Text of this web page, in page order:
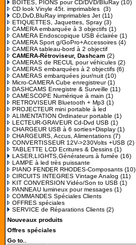
BOITES, PIONS pour CD/DVD/BluRay (10)
CD look Vinyle 45t. imprimables (3)
CD,DvD,BluRay imprimables Jet (11)
ETIQUETTES, Jaquettes, Spray (3)
CAMERA embarquée à 3 objectifs (1)
CAMERA Endoscopique USB éclairée (1)
CAMERA Sport g/GoPro+Accessoires (4)
CAMERA tableau-bord à 2 objectif
CAMERA-Rétroviseur, Dashcam (2)
CAMERAS de RECUL pour véhicules (2)
CAMERAS embarquées à 2 objectifs (6)
CAMERAS embarquées jour/nuit (10)
Micro-CAMERA Cube enregistreur(1)
DASHCAMS Enregistre & Surveille (11)
CAMESCOPE Numérique à main (1)
RETROVISEUR Bluetooth + Mp3 (1)
PROJECTEUR mini portable à led
ALIMENTATION Ordinateur portable (1)
LECTEUR-GRAVEUR Cd-Dvd USB (1)
CHARGEUR USB à 6 sorties+Display (1)
CHARGEURS, Accus, Alimentations (7)
CONVERTISSEUR 12V->230Volts +USB (2)
TABLETTE LCD Ecritures & Dessins (1)
LASER,LIGHTS,Générateurs à fumée (16)
LAMPE à led très puissante
PIANO FENDER RHODES-Composants (10)
CIRCUITS INTEGRES Vintage Analog (11)
KIT CONVERSION Vidéo/Son to USB (1)
PANNEAU lumineux pour messages (1)
COMMANDES Spéciales Clients
OFFRES spéciales
SERVICE de Réparations Clients (2)
Nouveaux produits
Offres spéciales
Go to..